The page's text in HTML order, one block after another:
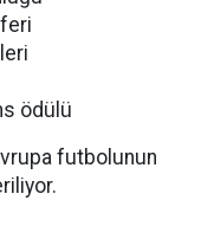
ödülü
futbolunun